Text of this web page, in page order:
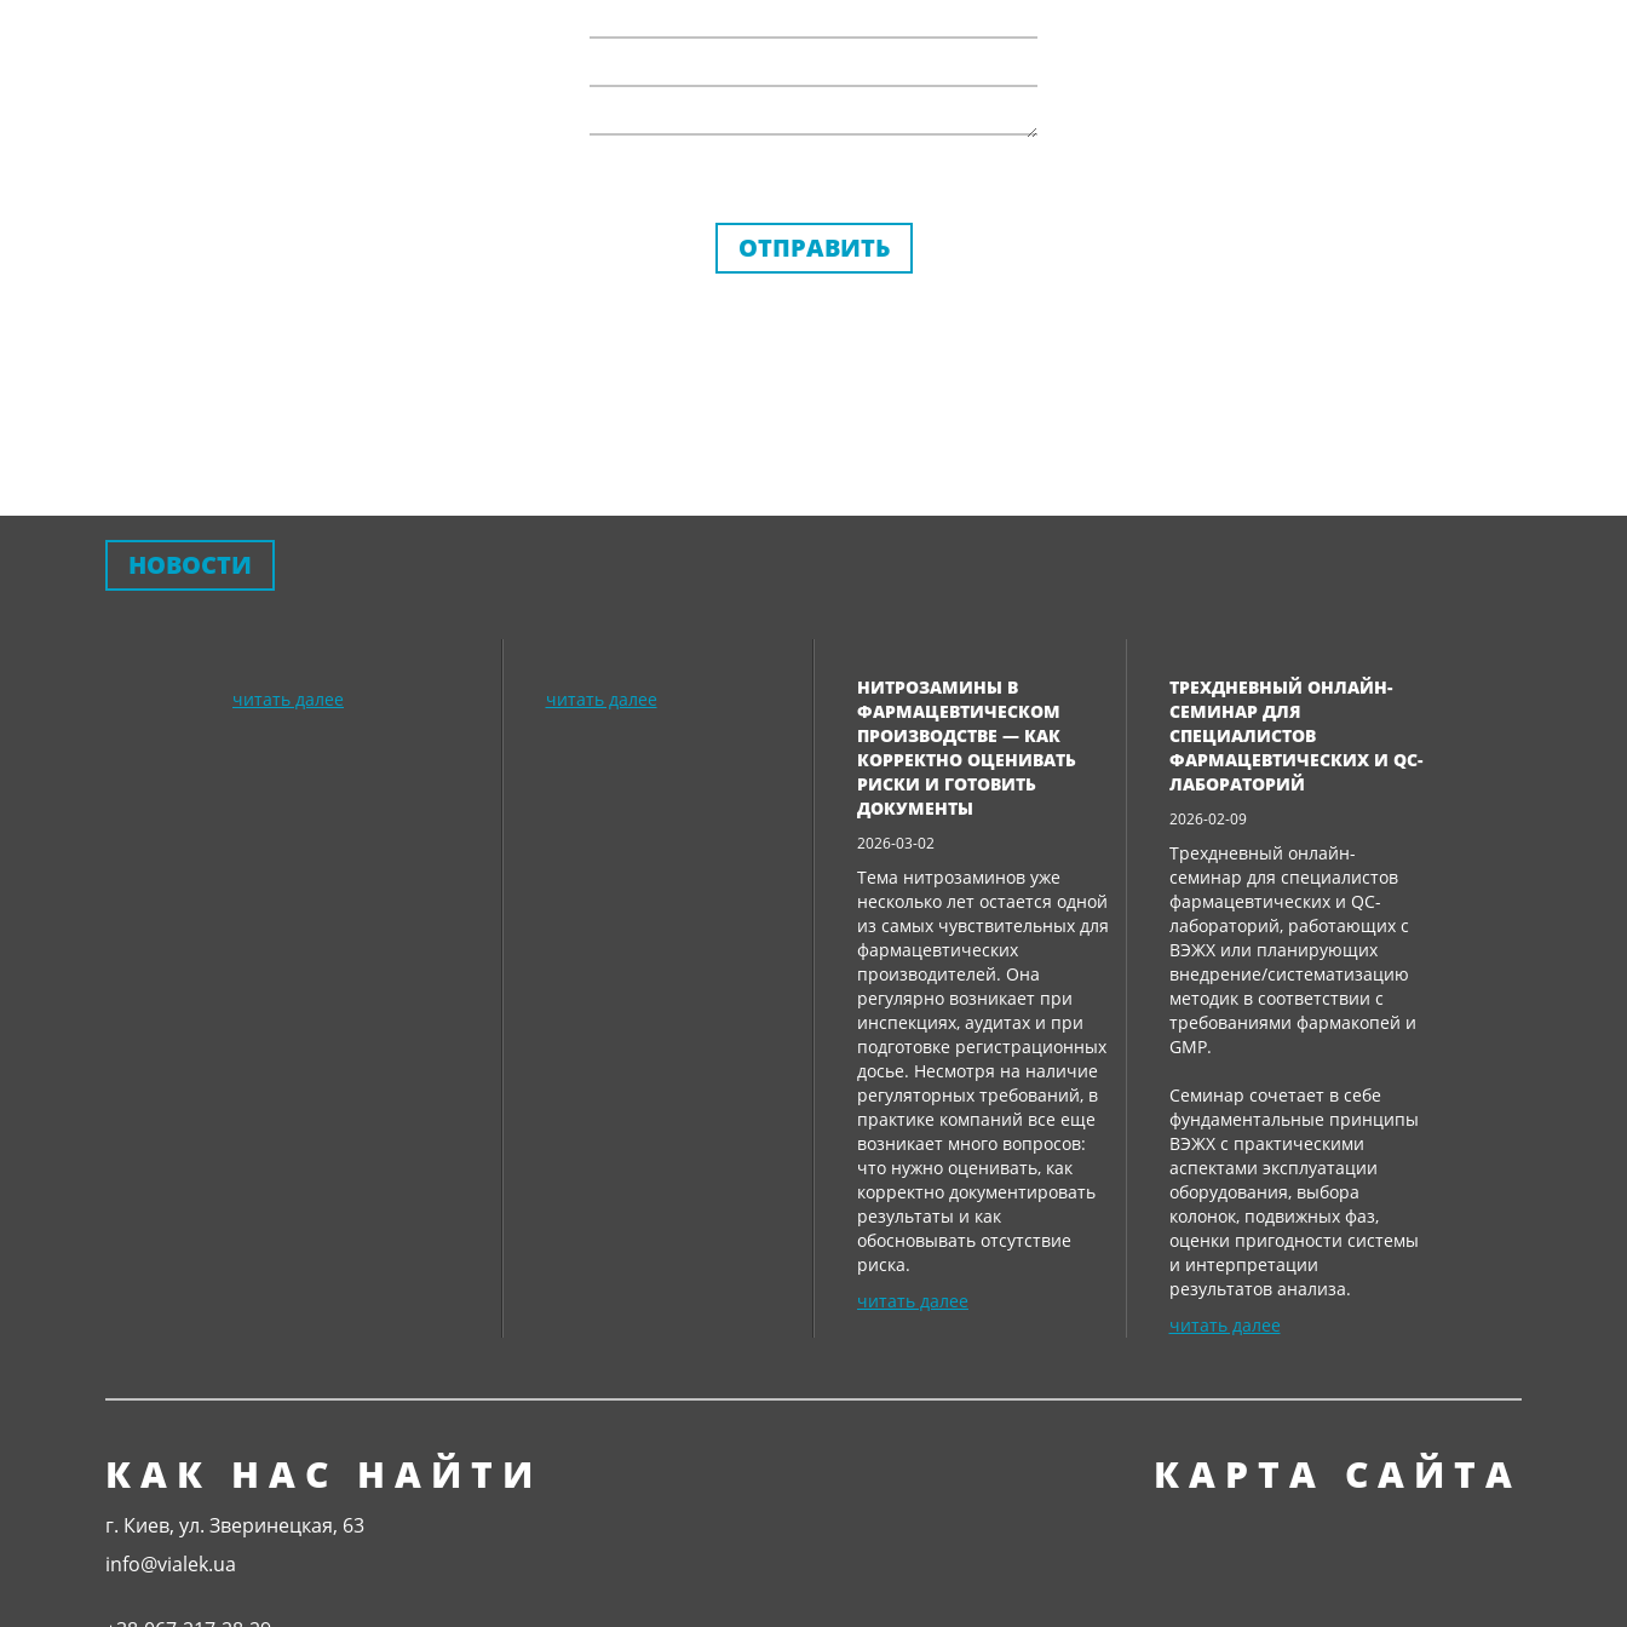
ОТПРАВИТЬ
НОВОСТИ
читать далее читать далее
НИТРОЗАМИНЫ В
ФАРМАЦЕВТИЧЕСКОМ
ПРОИЗВОДСТВЕ — КАК
КОРРЕКТНО ОЦЕНИВАТЬ
РИСКИ И ГОТОВИТЬ
ДОКУМЕНТЫ
2026-03-02
Тема нитрозаминов уже
несколько лет остается одной
из самых чувствительных для
фармацевтических
производителей. Она
регулярно возникает при
инспекциях, аудитах и ​​при
подготовке регистрационных
досье. Несмотря на наличие
регуляторных требований, в
практике компаний все еще
возникает много вопросов:
что нужно оценивать, как
корректно документировать
результаты и как
обосновывать отсутствие
риска.
читать далее
ТРЕХДНЕВНЫЙ ОНЛАЙН-
СЕМИНАР ДЛЯ
СПЕЦИАЛИСТОВ
ФАРМАЦЕВТИЧЕСКИХ И QC-
ЛАБОРАТОРИЙ
2026-02-09
Трехдневный онлайн-
семинар для специалистов
фармацевтических и QC-
лабораторий, работающих с
ВЭЖХ или планирующих
внедрение/систематизацию
методик в соответствии с
требованиями фармакопей и
GMP.
Семинар сочетает в себе
фундаментальные принципы
ВЭЖХ с практическими
аспектами эксплуатации
оборудования, выбора
колонок, подвижных фаз,
оценки пригодности системы
и интерпретации
результатов анализа.
читать далее
КАК НАС НАЙТИ
г. Киев, ул. Зверинецкая, 63
info@vialek.ua
КАРТА САЙТА